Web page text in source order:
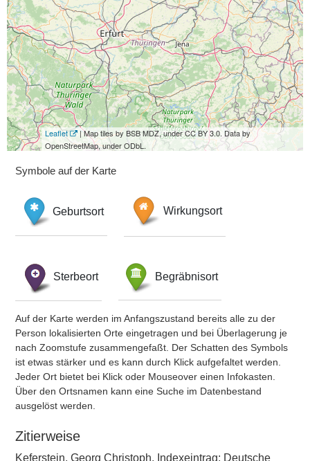
Leaflet
| Map tiles by BSB MDZ, under CC BY 3.0. Data by
OpenStreetMap, under ODbL.
Symbole auf der Karte
Geburtsort Wirkungsort
Sterbeort Begräbnisort
Auf der Karte werden im Anfangszustand bereits alle zu der
Person lokalisierten Orte eingetragen und bei Überlagerung je
nach Zoomstufe zusammengefaßt. Der Schatten des Symbols
ist etwas stärker und es kann durch Klick aufgefaltet werden.
Jeder Ort bietet bei Klick oder Mouseover einen Infokasten.
Über den Ortsnamen kann eine Suche im Datenbestand
ausgelöst werden.
Zitierweise
Keferstein, Georg Christoph, Indexeintrag: Deutsche